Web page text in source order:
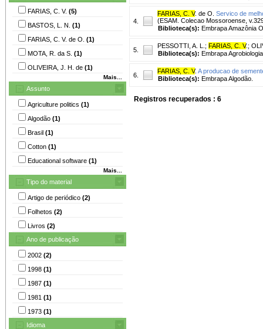
FARIAS, C. V. (5)
BASTOS, L. N. (1)
FARIAS, C. V. de O. (1)
MOTA, R. da S. (1)
OLIVEIRA, J. H. de (1)
Mais...
Assunto
Agriculture politics (1)
Algodão (1)
Brasil (1)
Cotton (1)
Educational software (1)
Mais...
Tipo do material
Artigo de periódico (2)
Folhetos (2)
Livros (2)
Ano de publicação
2002 (2)
1998 (1)
1987 (1)
1981 (1)
1973 (1)
Idioma
4.
FARIAS, C. V. de O. Servico de
(ESAM. Colecao Mossoroense,
Biblioteca(s): Embrapa Amazônia
5.
PESSOTTI, A. L. ; FARIAS, C. V.;
Biblioteca(s): Embrapa
6.
FARIAS, C. V. A producao de
Biblioteca(s): Embrapa Algodão.
Registros recuperados : 6